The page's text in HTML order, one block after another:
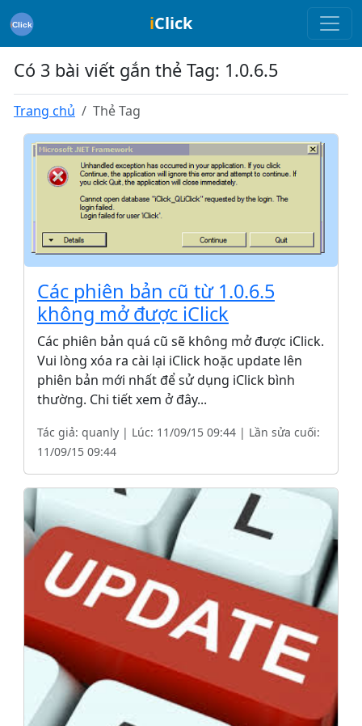
iClick
Có 3 bài viết gắn thẻ Tag: 1.0.6.5
Trang chủ Thẻ Tag
Các phiên bản cũ từ 1.0.6.5
không mở được iClick
Các phiên bản quá cũ sẽ không mở được iClick.
Vui lòng xóa ra cài lại iClick hoặc update lên
phiên bản mới nhất để sử dụng iClick bình
thường. Chi tiết xem ở đây...
Tác giả: quanly | Lúc: 11/09/15 09:44 | Lần sửa cuối:
11/09/15 09:44